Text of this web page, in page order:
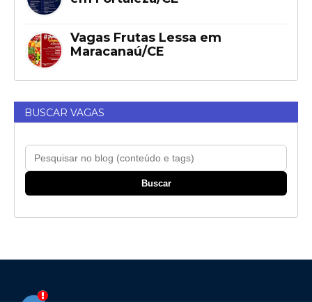
Vagas Frutas Lessa em
Maracanaú/CE
BUSCAR VAGAS
Buscar